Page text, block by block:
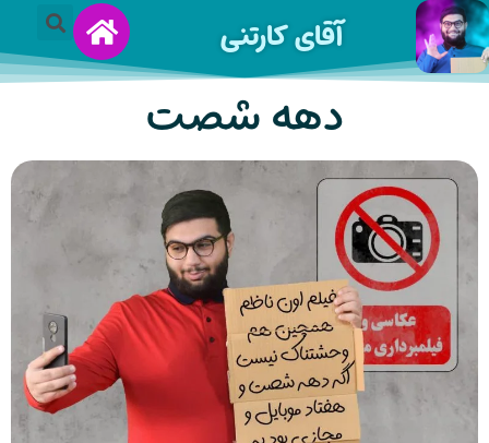
آقای کارتنی
دهه شصت